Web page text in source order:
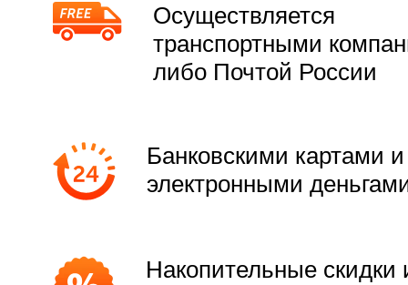
Осуществляется
транспортными
либо Почтой России
Банковскими картами и
электронными
Накопительные скидки